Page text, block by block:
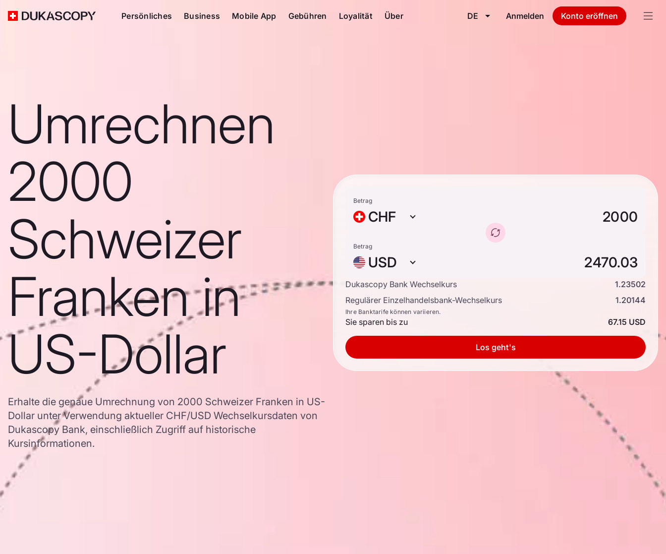
Persönliches Business Mobile App Gebühren Loyalität Über DE Anmelden Konto eröffnen
Umrechnen
2000
Schweizer
Franken in
US-Dollar
Erhalte die genaue Umrechnung von 2000 Schweizer Franken in US-
Dollar unter Verwendung aktueller CHF/USD Wechselkursdaten von
Dukascopy Bank, einschließlich Zugriff auf historische
Kursinformationen.
Betrag
CHF
Betrag
USD
Dukascopy Bank Wechselkurs
1.23502
Regulärer Einzelhandelsbank-Wechselkurs
1.20144
Ihre Banktarife können variieren.
Sie sparen bis zu 67.15 USD
Los geht's